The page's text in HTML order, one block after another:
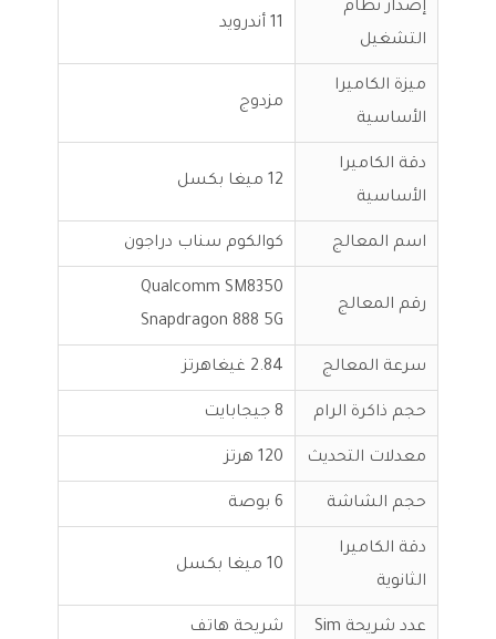
إصدار نظام
التشغيل
11 أندرويد
ميزة الكاميرا
الأساسية
مزدوج
دقة الكاميرا
الأساسية
12 ميغا بكسل
اسم المعالج كوالكوم سناب دراجون
رقم المعالج
Qualcomm SM8350
Snapdragon 888 5G
سرعة المعالج 2.84 غيغاهرتز
حجم ذاكرة الرام 8 جيجابايت
معدلات التحديث 120 هرتز
حجم الشاشة 6 بوصة
دقة الكاميرا
الثانوية
10 ميغا بكسل
عدد شريحة Sim شريحة هاتف